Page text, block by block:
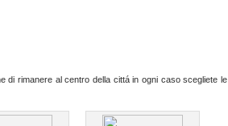
di rimanere al centro della cittá in ogni caso scegliete le